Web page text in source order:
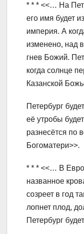
* * * <<… На
его имя будет
империя. А
изменено, над
гнев Божий.
когда солнце
Казанской
Петербург
её утробы
разнесётся по
Богоматери>>.
* * * <<… В
названное
созреет в год
лопнет плод,
Петербург